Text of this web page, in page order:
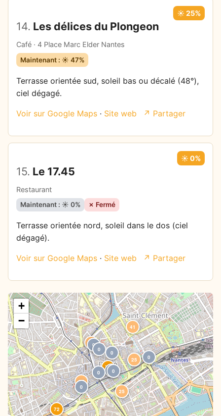
14. Les délices du Plongeon
Café · 4 Place Marc Elder Nantes
☀️ 25%
Maintenant : ☀️ 47%
Terrasse orientée sud, soleil bas ou décalé (48°),
ciel dégagé.
Voir sur Google Maps · Site web ↗ Partager
15. Le 17.45
Restaurant
☀️ 0%
Maintenant : ☀️ 0% ✗ Fermé
Terrasse orientée nord, soleil dans le dos (ciel
dégagé).
Voir sur Google Maps · Site web ↗ Partager
41
0
0
27
0
25
0
0
74
72
0
0
64
25
0
+
−